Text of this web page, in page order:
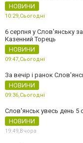
НОВИНИ
10:29,Сьогодні
6 серпня у Слов'янську
Казенний Торець
НОВИНИ
09:47,Сьогодні
За вечір і ранок
НОВИНИ
09:36,Сьогодні
Слов'янськ увесь день 5
НОВИНИ
19:49,Вчора